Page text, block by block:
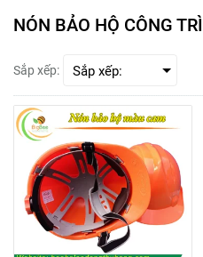
NÓN BẢO HỘ CÔNG
Sắp xếp: